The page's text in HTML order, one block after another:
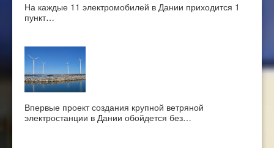
На каждые 11 электромобилей в Дании приходится 1
пункт…
Впервые проект создания крупной ветряной
электростанции в Дании обойдется без…